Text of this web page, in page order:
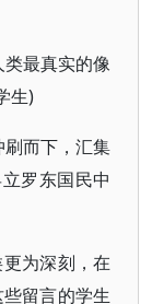
最真实的像
生)
刷而下，汇集
罗东国民中
为深刻，在
留言的学生